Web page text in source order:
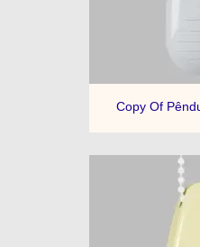
Copy Of